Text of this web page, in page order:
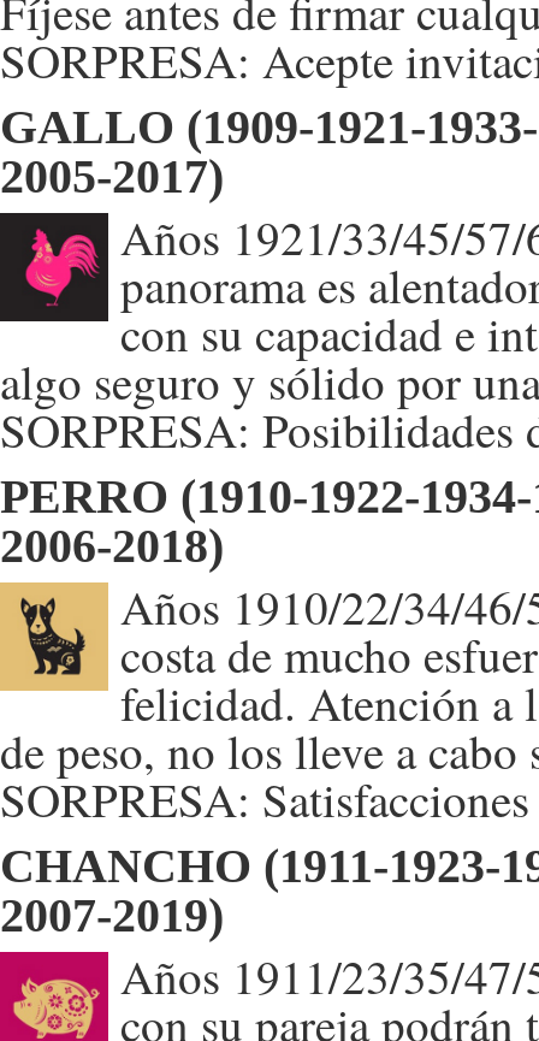
SORPRESA: Acepte
GALLO (1909-1921-
2005-2017)
Años 1921/33/45/
panorama es
con su capacidad e
algo seguro y sólido por
SORPRESA: Posibilidades
PERRO (1910-1922-
2006-2018)
Años 1910/22/34/
costa de mucho
felicidad. Atención a
de peso, no los lleve a
SORPRESA:
CHANCHO (1911-1923-
2007-2019)
Años 1911/23/35/
con su pareja podrán